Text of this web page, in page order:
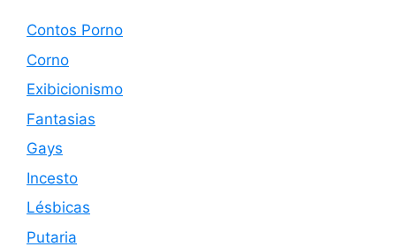
Contos Porno
Corno
Exibicionismo
Fantasias
Gays
Incesto
Lésbicas
Putaria